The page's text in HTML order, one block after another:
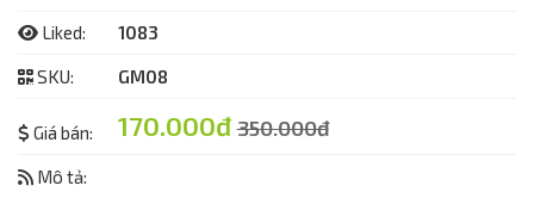
Liked: 1083
SKU: GM08
Giá bán: 170.000đ350.000đ
Mô tả: